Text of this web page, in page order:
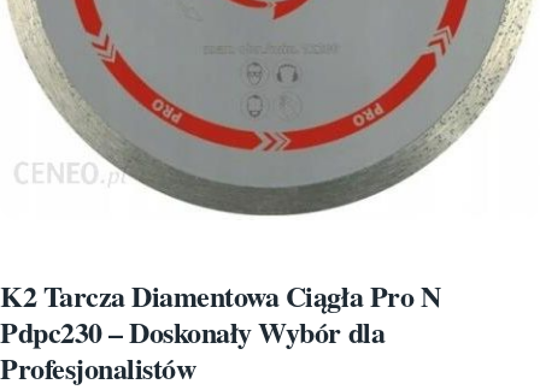
K2 Tarcza Diamentowa Ciągła Pro N
Pdpc230 – Doskonały Wybór dla
Profesjonalistów